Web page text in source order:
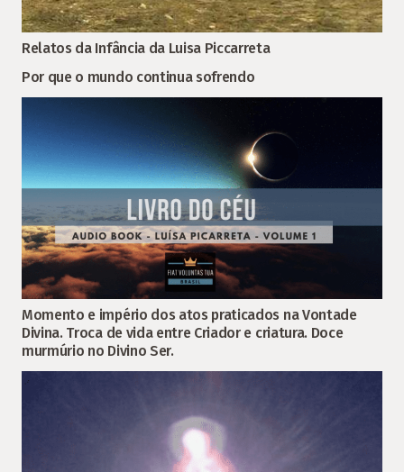
Relatos da Infância da Luisa Piccarreta
Por que o mundo continua sofrendo
Momento e império dos atos praticados na Vontade
Divina. Troca de vida entre Criador e criatura. Doce
murmúrio no Divino Ser.